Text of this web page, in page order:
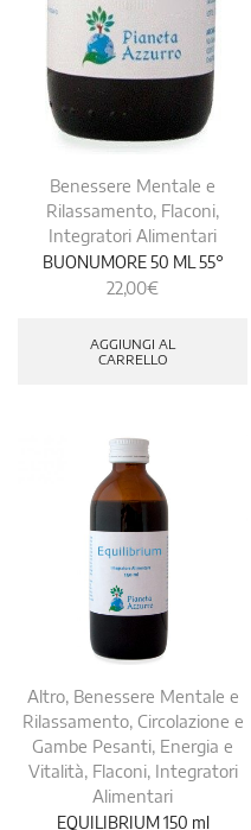
Benessere Mentale e
Rilassamento, Flaconi,
Integratori Alimentari
BUONUMORE 50 ML 55°
22,00€
AGGIUNGI AL
CARRELLO
Altro, Benessere Mentale e
Rilassamento, Circolazione e
Gambe Pesanti, Energia e
Vitalità, Flaconi, Integratori
Alimentari
EQUILIBRIUM 150 ml